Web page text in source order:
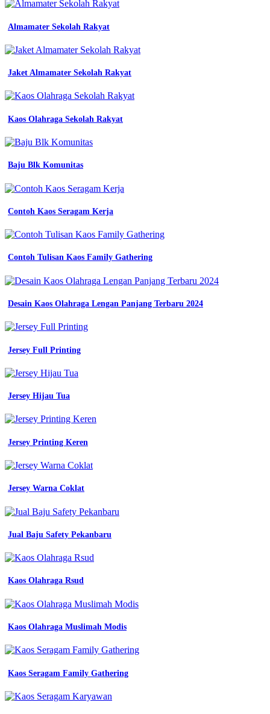
Almamater Sekolah Rakyat
Jaket Almamater Sekolah Rakyat
Kaos Olahraga Sekolah Rakyat
Baju Blk Komunitas
Contoh Kaos Seragam Kerja
Contoh Tulisan Kaos Family Gathering
Desain Kaos Olahraga Lengan Panjang Terbaru 2024
Jersey Full Printing
Jersey Hijau Tua
Jersey Printing Keren
Jersey Warna Coklat
Jual Baju Safety Pekanbaru
Kaos Olahraga Rsud
Kaos Olahraga Muslimah Modis
Kaos Seragam Family Gathering